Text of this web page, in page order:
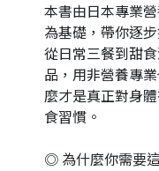
本書由日本專業
為基礎，帶你逐
從日常三餐到甜
品，用非營養專
麼才是真正對身
食習慣。
◎ 為什麼你需要